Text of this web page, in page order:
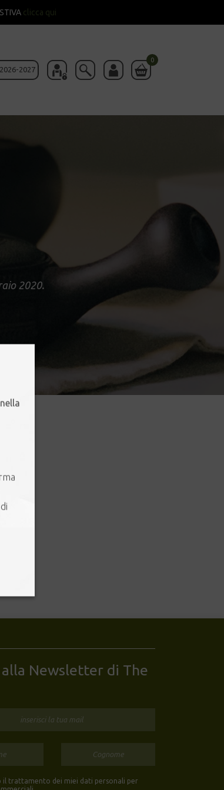
clicca qui
2027
0
2020.
da
Newsletter di The
il trattamento dei miei dati personali per